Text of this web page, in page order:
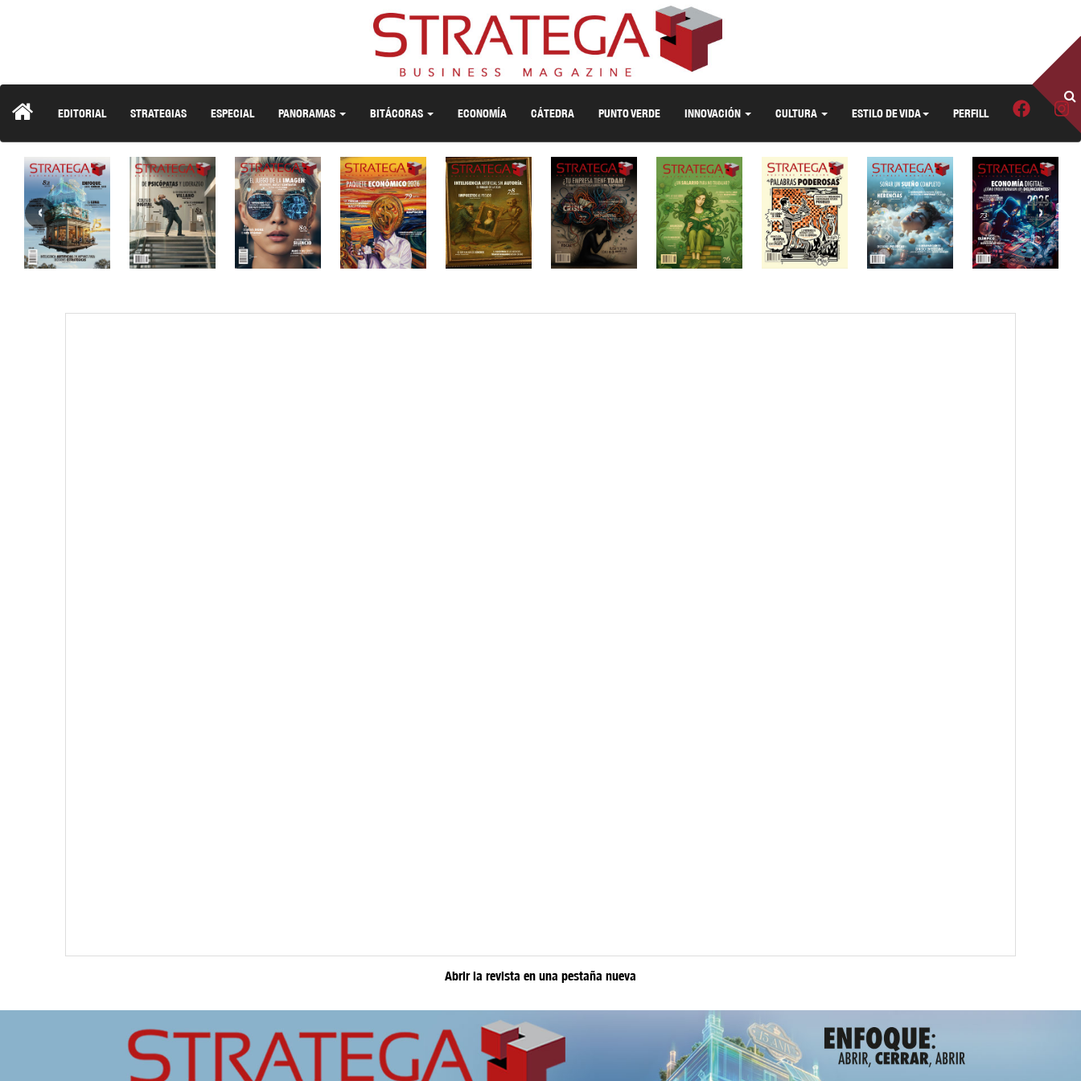
EDITORIAL STRATEGIAS ESPECIAL PANORAMAS BITÁCORAS ECONOMÍA CÁTEDRA PUNTO VERDE INNOVACIÓN CULTURA ESTILO DE VIDA PERFILL
‹ ›
Abrir la revista en una pestaña nueva